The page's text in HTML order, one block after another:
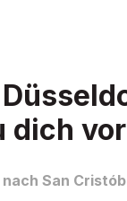
dich
San